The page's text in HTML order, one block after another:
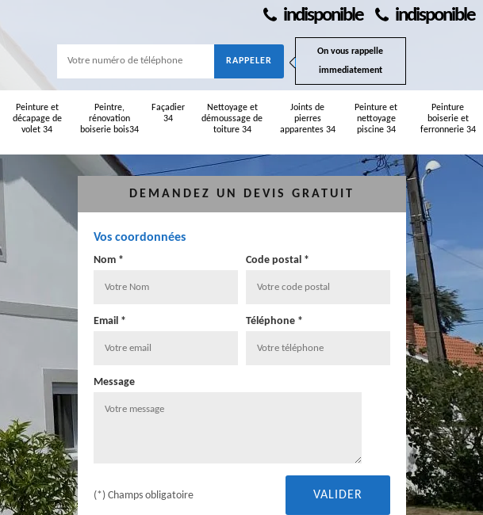
indisponible indisponible
On vous rappelle
immediatement
Peinture et
décapage de
volet 34
Peintre,
rénovation
boiserie bois34
Façadier
34
Nettoyage et
démoussage de
toiture 34
Joints de
pierres
apparentes 34
Peinture et
nettoyage
piscine 34
Peinture
boiserie et
ferronnerie 34
DEMANDEZ UN DEVIS GRATUIT
Vos coordonnées
Nom * Code postal *
Email * Téléphone *
Message
(*) Champs obligatoire